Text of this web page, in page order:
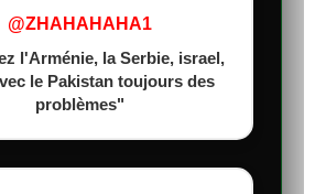
@ZHAHAHAHA1
l'Arménie, la Serbie, israel,
le Pakistan toujours des
problèmes"